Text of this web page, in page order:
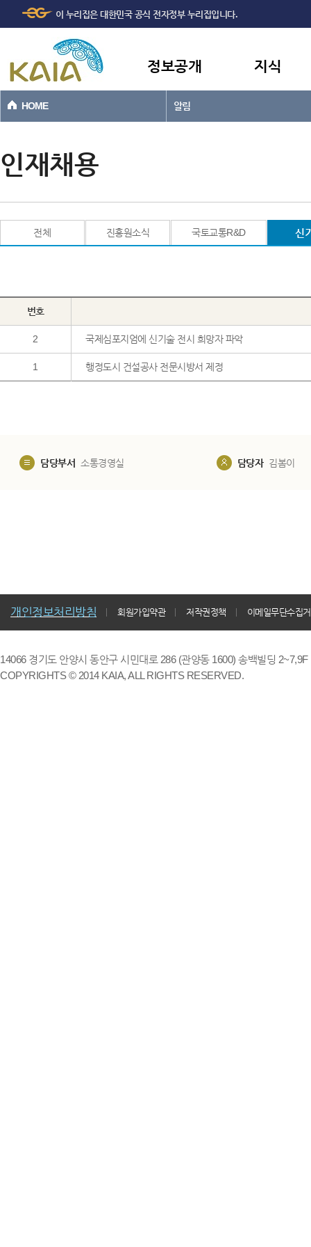
본문바로가기
이 누리집은 대한민국 공식 전자정부 누리집입니다.
정보공개 지식
HOME 알림
인재채용
전체 진흥원소식 국토교통R&D 신
번호
2 국제심포지엄에 신기술 전시 희망자 파악
1 행정도시 건설공사 전문시방서 제정
담당부서 소통경영실 담당자 김봄이
개인정보처리방침 회원가입약관 저작권정책 이메일무단수집
14066 경기도 안양시 동안구 시민대로 286 (관양동 1600) 송백빌딩
COPYRIGHTS © 2014 KAIA, ALL RIGHTS RESERVED.